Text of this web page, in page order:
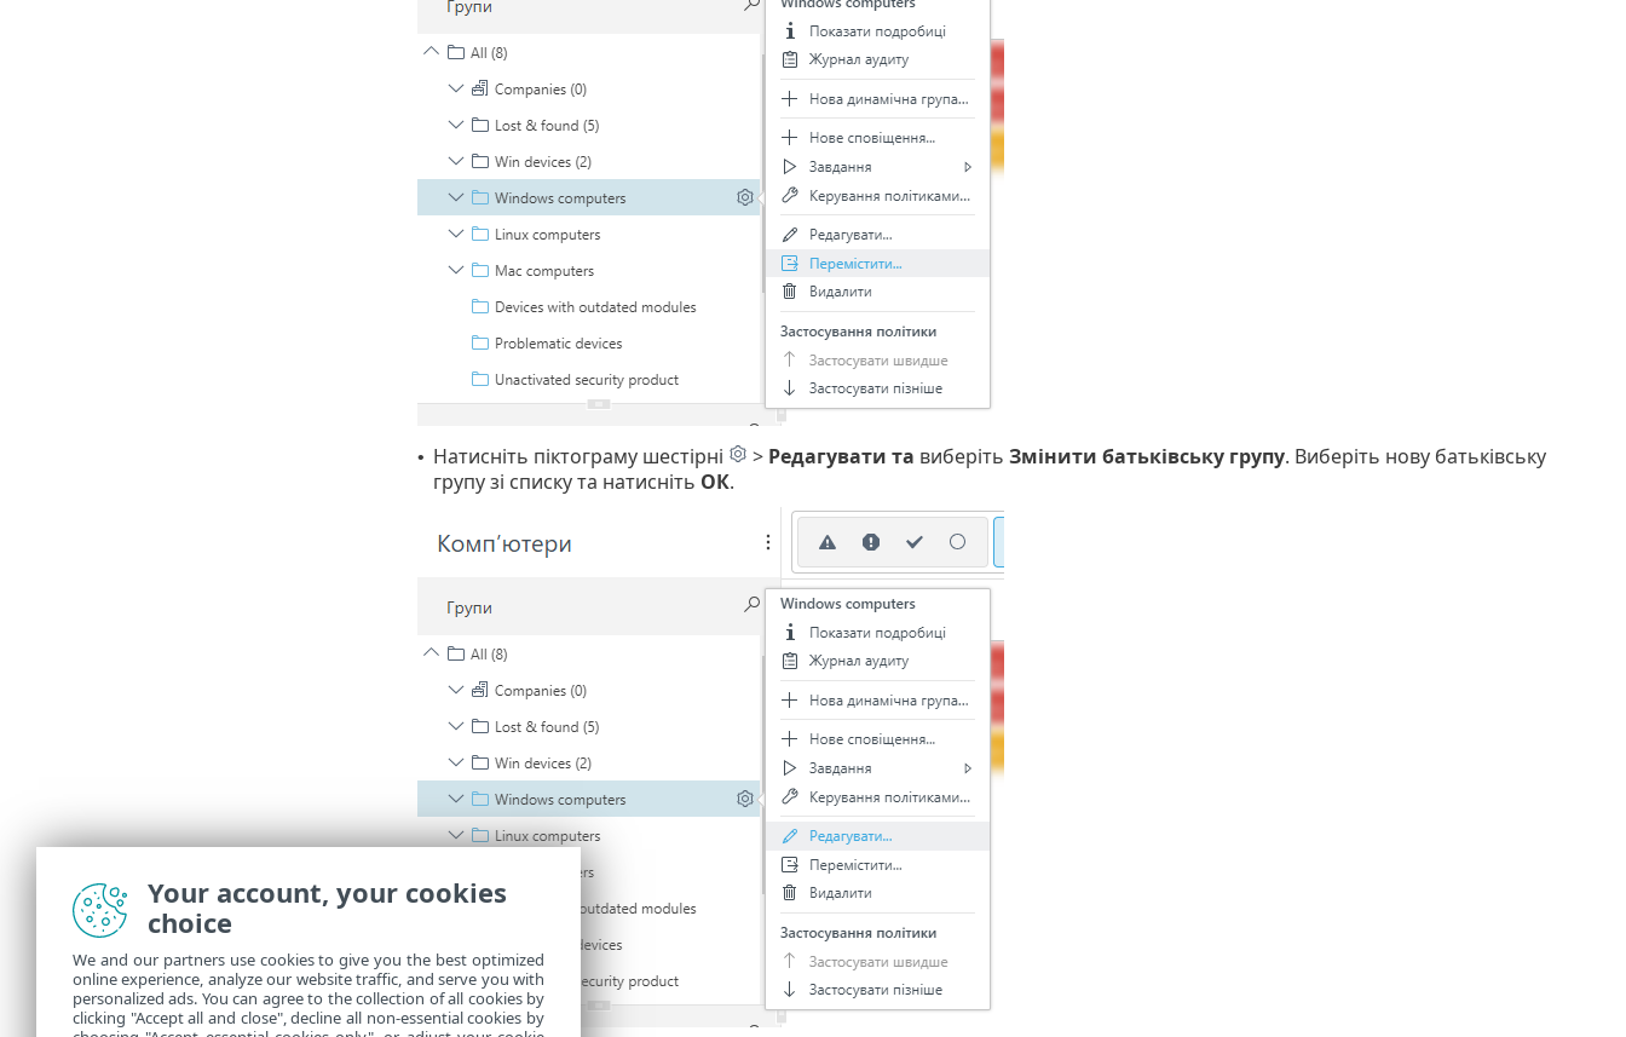
• Натисніть піктограму шестірні > Редагувати та виберіть Змінити батьківську групу. Виберіть нову батьківську
групу зі списку та натисніть ОК.
Your account, your cookies
choice
We and our partners use cookies to give you the best optimized
online experience, analyze our website traffic, and serve you with
personalized ads. You can agree to the collection of all cookies by
clicking "Accept all and close", decline all non-essential cookies by